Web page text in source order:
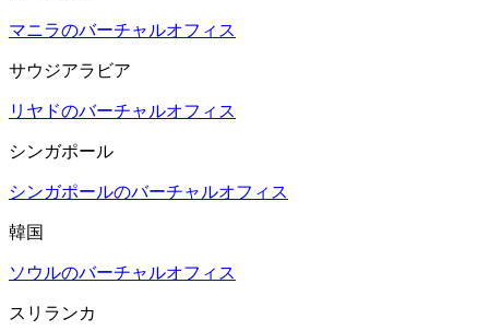
マニラのバーチャルオフィス
サウジアラビア
リヤドのバーチャルオフィス
シンガポール
シンガポールのバーチャルオフィス
韓国
ソウルのバーチャルオフィス
スリランカ